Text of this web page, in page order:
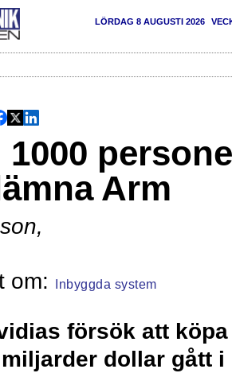
LÖRDAG 8 AUGUSTI 2026
Arm
,
Inbyggda system
försök att köpa
dollar gått i